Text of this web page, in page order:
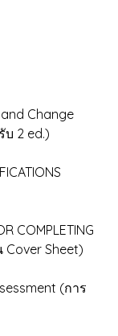
Change
2 ed.)
Cover Sheet)
(การ